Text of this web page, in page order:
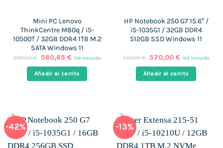
Mini PC Lenovo
ThinkCentre M80q / i5-
10500T / 32GB DDR4 1TB M.2
SATA Windows 11
689,00€
El
original
era:
560,65 €El
actual
es:
IVA incluido
Añadir al carrito
HP Notebook 250 G7 15.6″ /
i5-1035G1 / 32GB DDR4
512GB SSD Windows 11
697,00€
El
original
era:
570,00 €El
actual
es:
IVA incluido
Añadir al carrito
-42% -13%